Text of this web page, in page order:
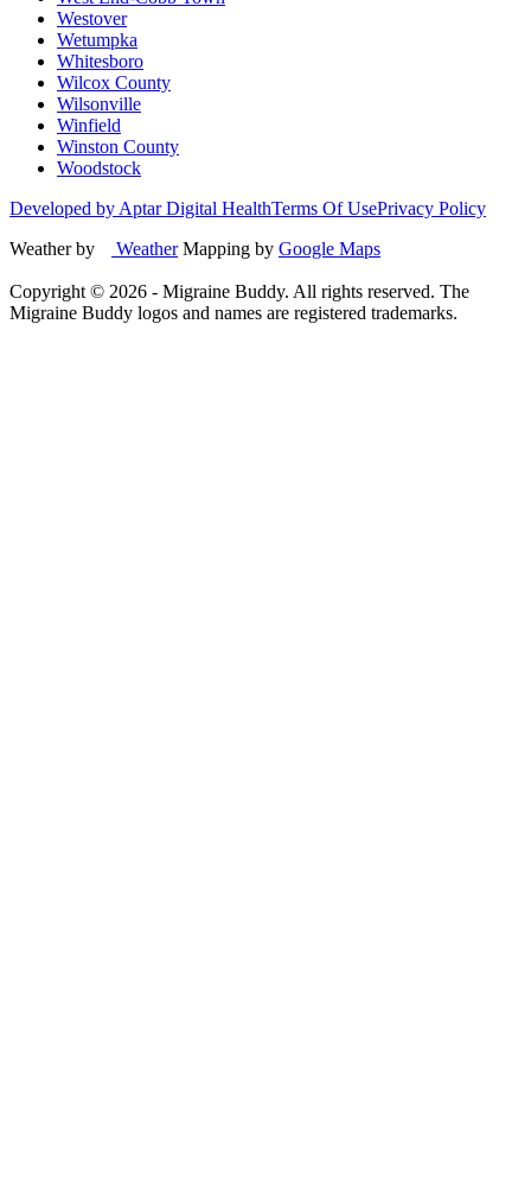
Westover
Wetumpka
Whitesboro
Wilcox County
Wilsonville
Winfield
Winston County
Woodstock
Developed by Aptar Digital HealthTerms Of UsePrivacy Policy
Weather by
WeatherMapping by Google Maps
Copyright © 2026 - Migraine Buddy. All rights reserved. The
Migraine Buddy logos and names are registered trademarks.